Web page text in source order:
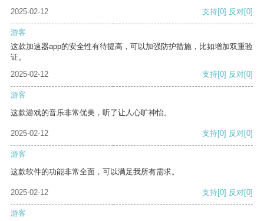
2025-02-12
支持[0] 反对[0]
游客
这款加速器app的安全性有待提高，可以加强防护措施，比如增加双重验
证。
2025-02-12
支持[0] 反对[0]
游客
这款游戏的音乐非常优美，听了让人心旷神怡。
2025-02-12 支持[0] 反对[0]
游客
这款软件的功能非常全面，可以满足我所有需求。
2025-02-12 支持[0] 反对[0]
游客